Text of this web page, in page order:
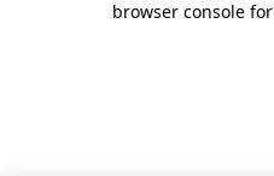
browser console